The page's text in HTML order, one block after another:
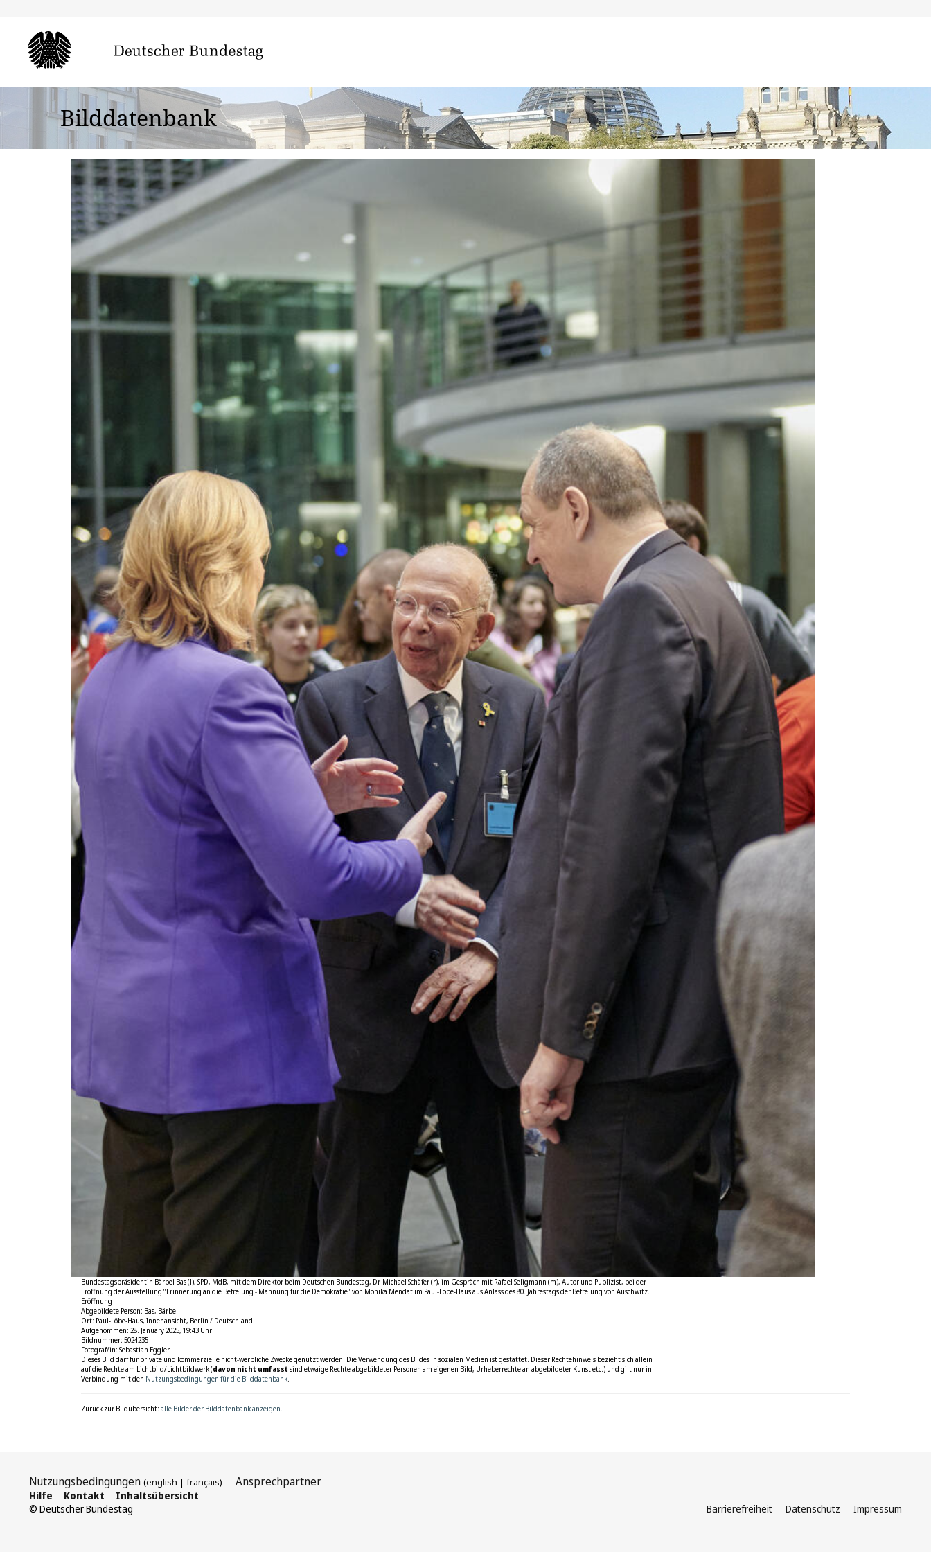
Bilddatenbank
Bundestagspräsidentin Bärbel Bas (l), SPD, MdB, mit dem Direktor beim Deutschen Bundestag, Dr. Michael Schäfer (r), im Gespräch mit Rafael Seligmann (m), Autor und Publizist, bei der
Eröffnung der Ausstellung "Erinnerung an die Befreiung - Mahnung für die Demokratie" von Monika Mendat im Paul-Löbe-Haus aus Anlass des 80. Jahrestags der Befreiung von Auschwitz.
Eröffnung
Abgebildete Person: Bas, Bärbel
Ort: Paul-Löbe-Haus, Innenansicht, Berlin / Deutschland
Aufgenommen: 28. January 2025, 19:43 Uhr
Bildnummer: 5024235
Fotograf/in: Sebastian Eggler
Dieses Bild darf für private und kommerzielle nicht-werbliche Zwecke genutzt werden. Die Verwendung des Bildes in sozialen Medien ist gestattet. Dieser Rechtehinweis bezieht sich allein
auf die Rechte am Lichtbild/Lichtbildwerk (davon nicht umfasst sind etwaige Rechte abgebildeter Personen am eigenen Bild, Urheberrechte an abgebildeter Kunst etc.) und gilt nur in
Verbindung mit den Nutzungsbedingungen für die Bilddatenbank
Zurück zur Bildübersicht: alle Bilder der Bilddatenbank anzeigen.
Nutzungsbedingungen (english | français) Ansprechpartner
Hilfe Kontakt
Inhaltsübersicht
© Deutscher Bundestag
Barrierefreiheit Datenschutz Impressum